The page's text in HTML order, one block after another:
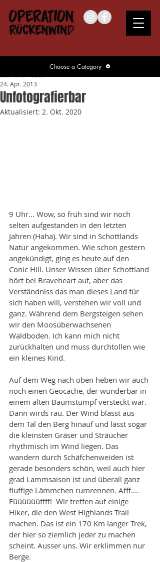
Unfotografierbar
24. Apr. 2013
Aktualisiert: 2. Okt. 2020
9 Uhr... Wow, so früh sind wir noch
selten aufgestanden in den letzten
Jahren (Haha). Wir sind in Schottlands
Natur angekommen. Wie schon gestern
angekündigt, ging es heute auf den
Conic Hill. Unser Wissen über Schottland
hört bei Braveheart auf, aber das
Verständniss das man dieses Land für
sich haben will, verstehen wir voll und
ganz. Während dem Bergsteigen sehen
wir den Moosüberwachsenen
Waldboden. Ich kann mich nicht
zurückhalten und muss durchtollen wie
ein kleines Kind.
Auf dem Weg nach oben heben wir auch
noch einen Geocache, der wunderbar in
einem alten Baumstumpf versteckt war.
Dann wirds rau. Der Wind blässt aus
dem Tal den Berg hinauf und lässt sogar
die kleinsten Gräser und Sträucher
rhythmisch im Wind liegen. Das
wandern durch Schäfchenweiden ist
gerade besonders schön, weil auch hier
grad Lammsaison ist und überall ganz
fluffige Lämmchen rumrennen. Afff....
Füüüüüüffff!  Wir treffen auf einige
Hiker, die den West Highlands Trail
machen. Das ist ein 170 Km langer Trek,
der hier so ziemlich jeder zu machen
scheint. Ausser uns. Wir erklimmen nur
Berge.
Choose a Category